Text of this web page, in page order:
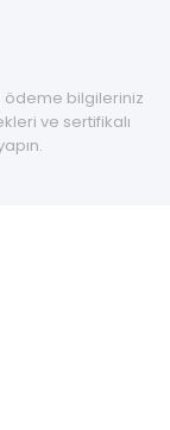
ödeme bilgileriniz
ve sertifikalı